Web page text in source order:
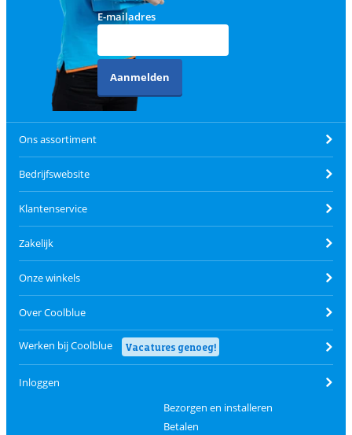
E-mailadres
Aanmelden
Ons assortiment
Bedrijfswebsite
Klantenservice
Zakelijk
Onze winkels
Over Coolblue
Werken bij Coolblue Vacatures genoeg!
Inloggen
Bezorgen en installeren
Betalen